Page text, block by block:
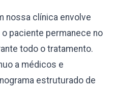
nossa clínica envolve
paciente permanece no
todo o tratamento.
a médicos e
estruturado de